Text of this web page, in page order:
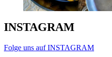
INSTAGRAM
Folge uns auf INSTAGRAM